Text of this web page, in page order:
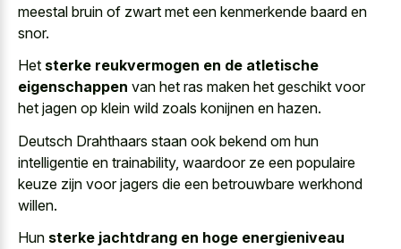
meestal bruin of zwart met een kenmerkende baard en
snor.
Het sterke reukvermogen en de atletische
eigenschappen van het ras maken het geschikt voor
het jagen op klein wild zoals konijnen en hazen.
Deutsch Drahthaars staan ook bekend om hun
intelligentie en trainability, waardoor ze een populaire
keuze zijn voor jagers die een betrouwbare werkhond
willen.
Hun sterke jachtdrang en hoge energieniveau